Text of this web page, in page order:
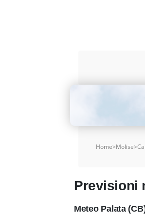
Home>Molise>
Previsioni
Meteo Palata